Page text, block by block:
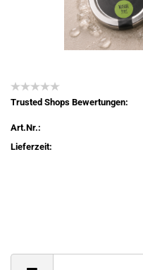
Trusted Shops Bewertungen:
Art.Nr.:
Lieferzeit: